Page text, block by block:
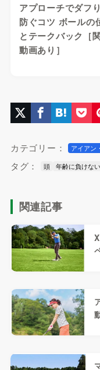
アプローチでダフ
防ぐコツ ボールの
とテークバック［
動画あり］
カテゴリー： アイアン
タグ： 頭 年齢に負けない
関連記事